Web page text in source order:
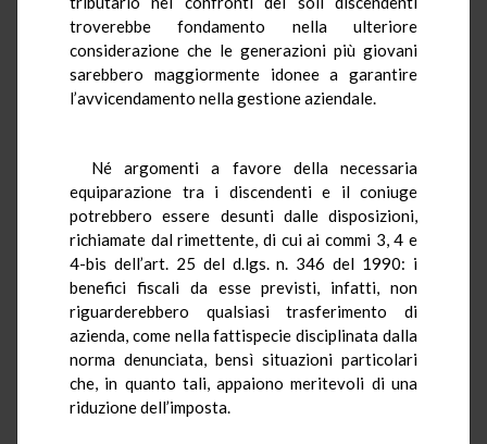
troverebbe fondamento nella ulteriore
considerazione che le generazioni più giovani
sarebbero maggiormente idonee a garantire
l’avvicendamento nella gestione aziendale.
Né argomenti a favore della necessaria
equiparazione tra i discendenti e il coniuge
potrebbero essere desunti dalle disposizioni,
richiamate dal rimettente, di cui ai commi 3, 4 e
4-bis dell’art. 25 del d.lgs. n. 346 del 1990: i
benefici fiscali da esse previsti, infatti, non
riguarderebbero qualsiasi trasferimento di
azienda, come nella fattispecie disciplinata dalla
norma denunciata, bensì situazioni particolari
che, in quanto tali, appaiono meritevoli di una
riduzione dell’imposta.